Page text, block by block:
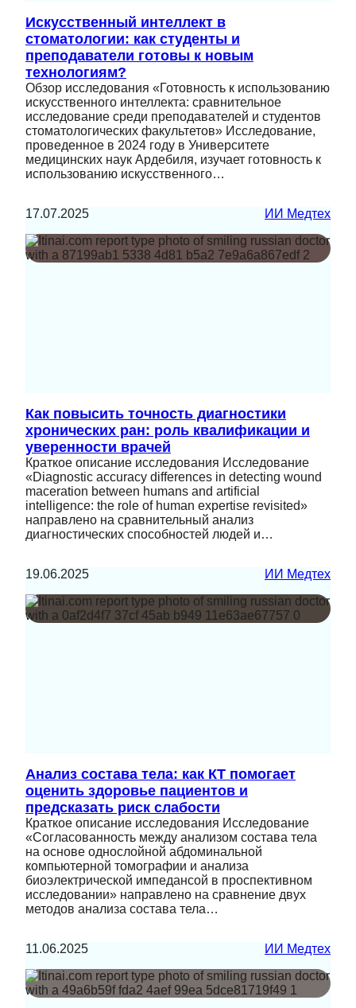
Искусственный интеллект в
стоматологии: как студенты и
преподаватели готовы к новым
технологиям?
Обзор исследования «Готовность к использованию
искусственного интеллекта: сравнительное
исследование среди преподавателей и студентов
стоматологических факультетов» Исследование,
проведенное в 2024 году в Университете
медицинских наук Ардебиля, изучает готовность к
использованию искусственного…
17.07.2025 ИИ Медтех
Как повысить точность диагностики
хронических ран: роль квалификации и
уверенности врачей
Краткое описание исследования Исследование
«Diagnostic accuracy differences in detecting wound
maceration between humans and artificial
intelligence: the role of human expertise revisited»
направлено на сравнительный анализ
диагностических способностей людей и…
19.06.2025 ИИ Медтех
Анализ состава тела: как КТ помогает
оценить здоровье пациентов и
предсказать риск слабости
Краткое описание исследования Исследование
«Согласованность между анализом состава тела
на основе однослойной абдоминальной
компьютерной томографии и анализа
биоэлектрической импедансой в проспективном
исследовании» направлено на сравнение двух
методов анализа состава тела…
11.06.2025 ИИ Медтех